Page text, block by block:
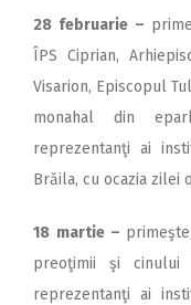
28 februarie –
ÎPS Ciprian,
Visarion, Episcopul
monahal din
reprezentanţi ai
Brăila, cu ocazia zilei
18 martie –
preoţimii şi cinului
reprezentanţi ai